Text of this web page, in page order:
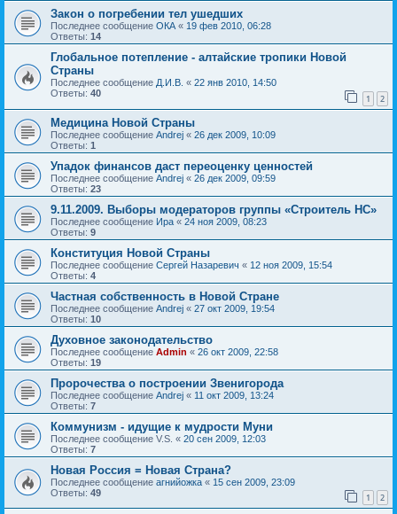
Закон о погребении тел ушедших
Последнее сообщение ОКА « 19 фев 2010, 06:28
Ответы: 14
Глобальное потепление - алтайские тропики Новой
Страны
Последнее сообщение Д.И.В. « 22 янв 2010, 14:50
Ответы: 40 1 2
Медицина Новой Страны
Последнее сообщение Andrej « 26 дек 2009, 10:09
Ответы: 1
Упадок финансов даст переоценку ценностей
Последнее сообщение Andrej « 26 дек 2009, 09:59
Ответы: 23
9.11.2009. Выборы модераторов группы «Строитель НС»
Последнее сообщение Ира « 24 ноя 2009, 08:23
Ответы: 9
Конституция Новой Страны
Последнее сообщение Сергей Назаревич « 12 ноя 2009, 15:54
Ответы: 4
Частная собственность в Новой Стране
Последнее сообщение Andrej « 27 окт 2009, 19:54
Ответы: 10
Духовное законодательство
Последнее сообщение Admin « 26 окт 2009, 22:58
Ответы: 19
Пророчества о построении Звенигорода
Последнее сообщение Andrej « 11 окт 2009, 13:24
Ответы: 7
Коммунизм - идущие к мудрости Муни
Последнее сообщение V.S. « 20 сен 2009, 12:03
Ответы: 7
Новая Россия = Новая Страна?
Последнее сообщение агнийожка « 15 сен 2009, 23:09
Ответы: 49 1 2